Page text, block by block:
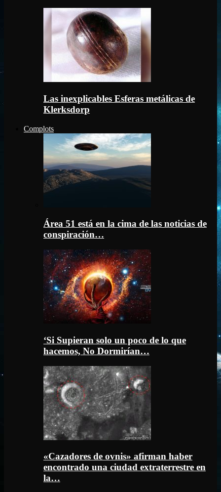
Las inexplicables Esferas metálicas de
Klerksdorp
Complots
Área 51 está en la cima de las noticias de
conspiración…
‘Si Supieran solo un poco de lo que
hacemos, No Dormirían…
«Cazadores de ovnis» afirman haber
encontrado una ciudad extraterrestre en
la…